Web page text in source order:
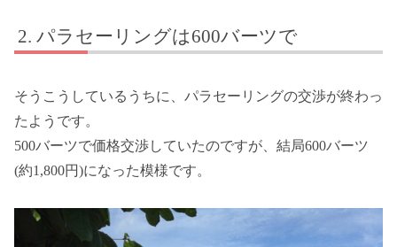
パラセーリングは600バーツで
そうこうしているうちに、パラセーリングの交渉が終わっ
たようです。
500バーツで価格交渉していたのですが、結局600バーツ
(約1,800円)になった模様です。